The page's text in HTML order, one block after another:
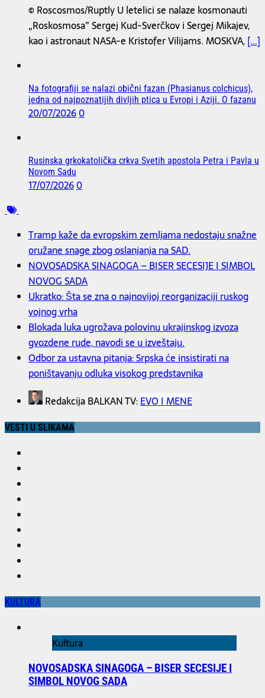
© Roscosmos/Ruptly U letelici se nalaze kosmonauti
„Roskosmosa” Sergej Kud-Sverčkov i Sergej Mikajev,
kao i astronaut NASA-e Kristofer Vilijams. MOSKVA,[...]
Na fotografiji se nalazi obični fazan (Phasianus colchicus),
jedna od najpoznatijih divljih ptica u Evropi i Aziji. O fazanu
20/07/20260
Rusinska grkokatolička crkva Svetih apostola Petra i Pavla u
Novom Sadu
17/07/20260
Tramp kaže da evropskim zemljama nedostaju snažne
oružane snage zbog oslanjanja na SAD.
NOVOSADSKA SINAGOGA – BISER SECESIJE I SIMBOL
NOVOG SADA
Ukratko: Šta se zna o najnovijoj reorganizaciji ruskog
vojnog vrha
Blokada luka ugrožava polovinu ukrajinskog izvoza
gvozdene rude, navodi se u izveštaju.
Odbor za ustavna pitanja: Srpska će insistirati na
poništavanju odluka visokog predstavnika
Redakcija BALKAN TV:EVO I MENE
VESTI U SLIKAMA
KULTURA
Kultura
NOVOSADSKA SINAGOGA – BISER SECESIJE I
SIMBOL NOVOG SADA